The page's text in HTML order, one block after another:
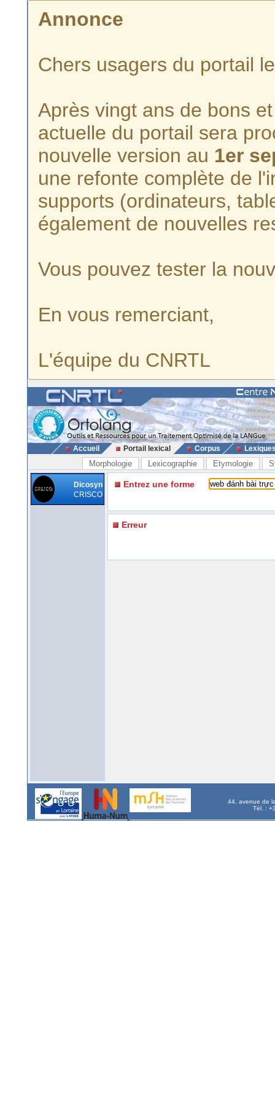
Annonce
Chers usagers du portail
Après vingt ans de bons
actuelle du portail sera
nouvelle version au 1er
une refonte complète de
supports (ordinateurs,
également de nouvelles
Vous pouvez tester la
En vous remerciant,
L'équipe du CNRTL
Accueil Portail lexical Corpus
Morphologie Lexicographie Etymologie
Dicosyn
CRISCO
Entrez une forme
Erreur
44, avenue de
Tél. :